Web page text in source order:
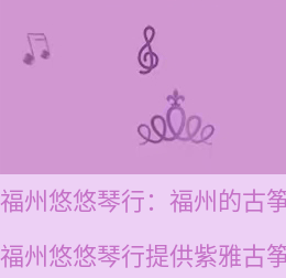
福州悠悠琴行：福州的古
福州悠悠琴行提供紫雅古